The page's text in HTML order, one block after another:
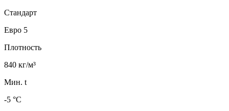
Стандарт
Евро 5
Плотность
840 кг/м³
Мин. t
-5 °C